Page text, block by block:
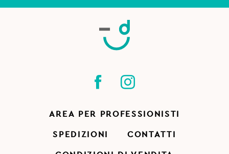
AREA PER PROFESSIONISTI
SPEDIZIONI CONTATTI